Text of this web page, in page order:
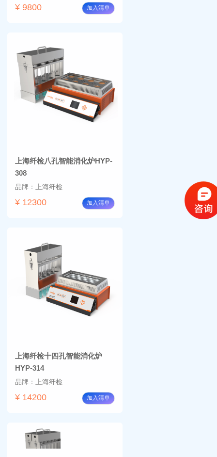
¥ 9800 加入清单
上海纤检八孔智能消化炉HYP-
308
品牌：上海纤检
¥ 12300 加入清单
上海纤检十四孔智能消化炉
HYP-314
品牌：上海纤检
¥ 14200 加入清单